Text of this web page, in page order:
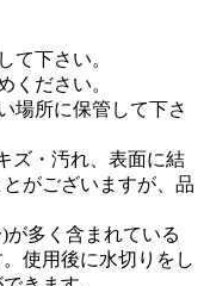
て下さい。
ください。
場所に保管して下さ
ズ・汚れ、表面に結
がございますが、品
多く含まれている
使用後に水切りをし